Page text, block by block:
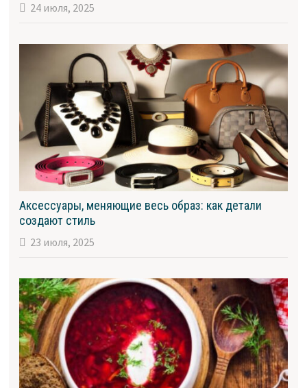
24 июля, 2025
Аксессуары, меняющие весь образ: как детали
создают стиль
23 июля, 2025